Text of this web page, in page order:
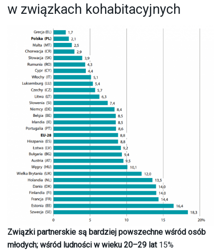
w związkach kohabitacyjnych
Związki partnerskie są bardziej powszechne wśród osób
młodych; wśród ludności w wieku 20–29 lat 15%